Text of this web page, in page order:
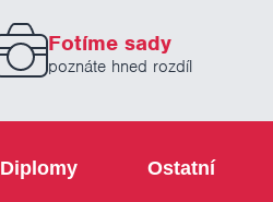
Fotíme sady
poznáte hned rozdíl
Diplomy Ostatní